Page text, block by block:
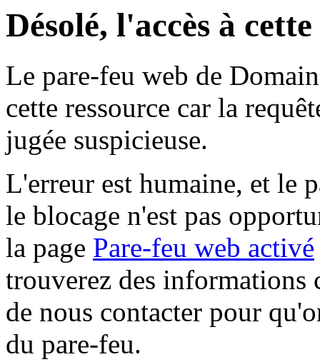
Désolé, l'accès à
Le pare-feu web de
cette ressource car la
jugée suspicieuse.
L'erreur est humaine, et le
le blocage n'est pas
la page Pare-feu web activé
trouverez des informations
de nous contacter pour
du pare-feu.